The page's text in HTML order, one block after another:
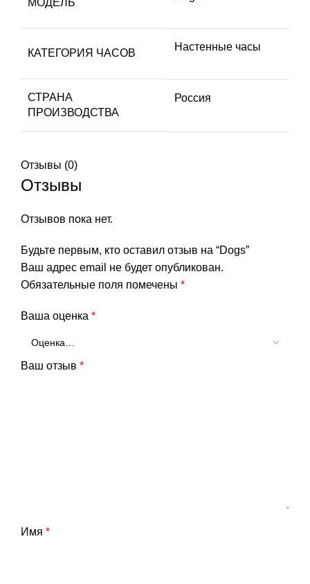
КАТЕГОРИЯ ЧАСОВ
Настенные часы
СТРАНА
ПРОИЗВОДСТВА
Россия
Отзывы (0)
Отзывы
Отзывов пока нет.
Будьте первым, кто оставил отзыв на “Dogs”
Ваш адрес email не будет опубликован.
Обязательные поля помечены *
Ваша оценка *
Ваш отзыв *
Имя *